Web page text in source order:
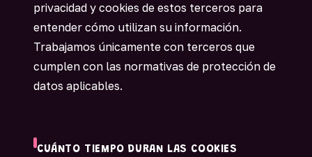
privacidad y cookies de estos terceros para
entender cómo utilizan su información.
Trabajamos únicamente con terceros que
cumplen con las normativas de protección de
datos aplicables.
CUÁNTO TIEMPO DURAN LAS COOKIES